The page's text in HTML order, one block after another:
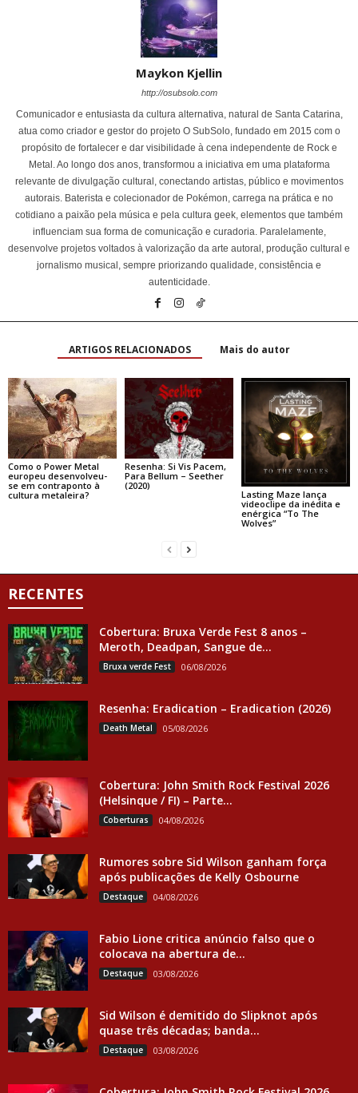
Maykon Kjellin
http://osubsolo.com
Comunicador e entusiasta da cultura alternativa, natural de Santa Catarina,
atua como criador e gestor do projeto O SubSolo, fundado em 2015 com o
propósito de fortalecer e dar visibilidade à cena independente de Rock e
Metal. Ao longo dos anos, transformou a iniciativa em uma plataforma
relevante de divulgação cultural, conectando artistas, público e movimentos
autorais. Baterista e colecionador de Pokémon, carrega na prática e no
cotidiano a paixão pela música e pela cultura geek, elementos que também
influenciam sua forma de comunicação e curadoria. Paralelamente,
desenvolve projetos voltados à valorização da arte autoral, produção cultural e
jornalismo musical, sempre priorizando qualidade, consistência e
autenticidade.
ARTIGOS RELACIONADOS Mais do autor
Como o Power Metal
europeu desenvolveu-
se em contraponto à
cultura metaleira?
Resenha: Si Vis Pacem,
Para Bellum – Seether
(2020)
Lasting Maze lança
videoclipe da inédita e
enérgica “To The
Wolves”
RECENTES
Cobertura: Bruxa Verde Fest 8 anos –
Meroth, Deadpan, Sangue de...
Bruxa verde Fest 06/08/2026
Resenha: Eradication – Eradication (2026)
Death Metal 05/08/2026
Cobertura: John Smith Rock Festival 2026
(Helsinque / FI) – Parte...
Coberturas 04/08/2026
Rumores sobre Sid Wilson ganham força
após publicações de Kelly Osbourne
Destaque 04/08/2026
Fabio Lione critica anúncio falso que o
colocava na abertura de...
Destaque 03/08/2026
Sid Wilson é demitido do Slipknot após
quase três décadas; banda...
Destaque 03/08/2026